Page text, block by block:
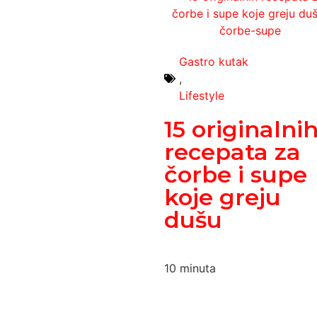
Gastro kutak
,
Lifestyle
15
recepata za
čorbe i supe
koje greju
dušu
10 minuta